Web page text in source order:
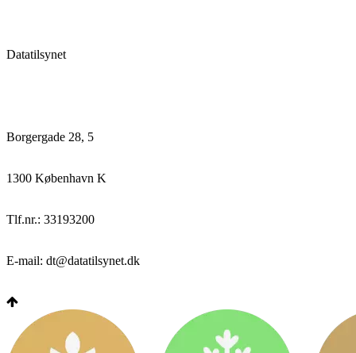
Datatilsynet
Borgergade 28, 5
1300 København K
Tlf.nr.: 33193200
E-mail: dt@datatilsynet.dk